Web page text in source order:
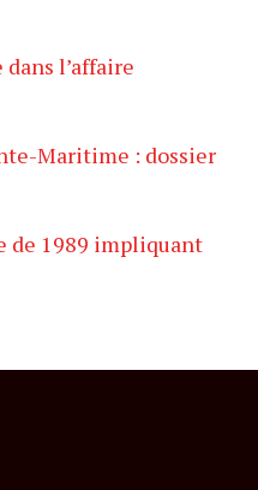
l’affaire
Maritime : dossier
de 1989 impliquant